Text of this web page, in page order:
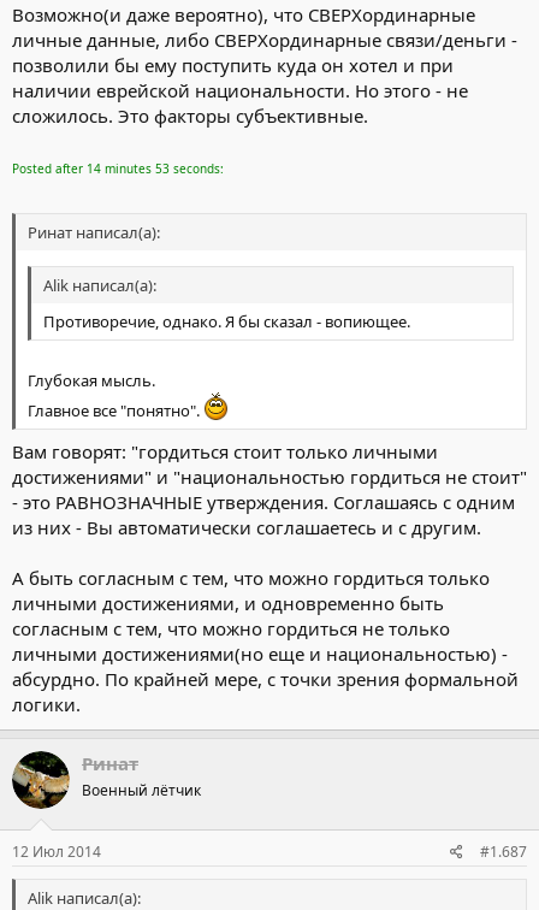
Возможно(и даже вероятно), что СВЕРХординарные
личные данные, либо СВЕРХординарные связи/деньги -
позволили бы ему поступить куда он хотел и при
наличии еврейской национальности. Но этого - не
сложилось. Это факторы субъективные.
Posted after 14 minutes 53 seconds:
Ринат написал(а):
Alik написал(а):
Противоречие, однако. Я бы сказал - вопиющее.
Глубокая мысль.
Главное все "понятно".
Вам говорят: "гордиться стоит только личными
достижениями" и "национальностью гордиться не стоит"
- это РАВНОЗНАЧНЫЕ утверждения. Соглашаясь с одним
из них - Вы автоматически соглашаетесь и с другим.
А быть согласным с тем, что можно гордиться только
личными достижениями, и одновременно быть
согласным с тем, что можно гордиться не только
личными достижениями(но еще и национальностью) -
абсурдно. По крайней мере, с точки зрения формальной
логики.
Ринат
Военный лётчик
12 Июл 2014 #1.687
Alik написал(а):